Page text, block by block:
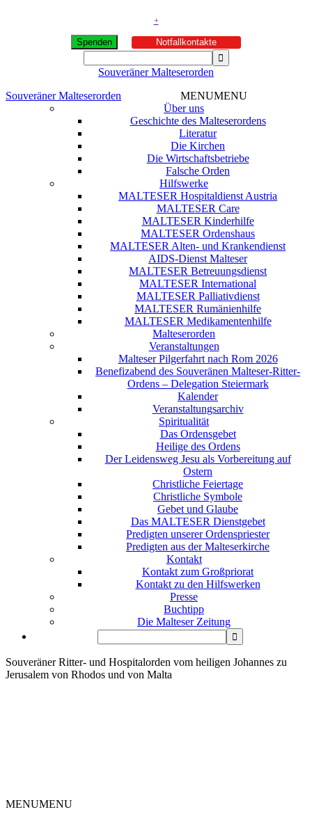
+
Spenden Notfallkontakte
Souveräner Malteserorden
Souveräner Malteserorden
MENUMENU
Über uns
Geschichte des Malteserordens
Literatur
Die Kirchen
Die Wirtschaftsbetriebe
Falsche Orden
Hilfswerke
MALTESER Hospitaldienst Austria
MALTESER Care
MALTESER Kinderhilfe
MALTESER Ordenshaus
MALTESER Alten- und Krankendienst
AIDS-Dienst Malteser
MALTESER Betreuungsdienst
MALTESER International
MALTESER Palliativdienst
MALTESER Rumänienhilfe
MALTESER Medikamentenhilfe
Malteserorden
Veranstaltungen
Malteser Pilgerfahrt nach Rom 2026
Benefizabend des Souveränen Malteser-Ritter-
Ordens – Delegation Steiermark
Kalender
Veranstaltungsarchiv
Spiritualität
Das Ordensgebet
Heilige des Ordens
Der Leidensweg Jesu als Vorbereitung auf
Ostern
Christliche Feiertage
Christliche Symbole
Gebet und Glaube
Das MALTESER Dienstgebet
Predigten unserer Ordenspriester
Predigten aus der Malteserkirche
Kontakt
Kontakt zum Großpriorat
Kontakt zu den Hilfswerken
Presse
Buchtipp
Die Malteser Zeitung
Souveräner Ritter- und Hospitalorden vom heiligen Johannes zu
Jerusalem von Rhodos und von Malta
MENUMENU